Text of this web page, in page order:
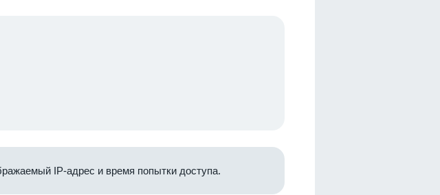
IP-адрес и время попытки доступа.